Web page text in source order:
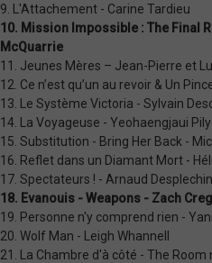
9. L'Attachement - Carine Tardieu
10. Mission Impossible : The Final
McQuarrie
11. Jeunes Mères – Jean-Pierre et
12. Ce n’est qu’un au revoir & Un
13. Le Système Victoria - Sylvain
14. La Voyageuse - Yeohaengjaui
15. Substitution - Bring Her Back -
16. Reflet dans un Diamant Mort -
17. Spectateurs ! - Arnaud Desplechin
18. Evanouis - Weapons - Zach
19. Personne n'y comprend rien -
20. Wolf Man - Leigh Whannell
21. La Chambre d'à côté - The